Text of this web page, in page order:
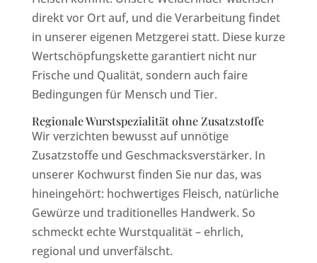
direkt vor Ort auf, und die Verarbeitung findet
in unserer eigenen Metzgerei statt. Diese kurze
Wertschöpfungskette garantiert nicht nur
Frische und Qualität, sondern auch faire
Bedingungen für Mensch und Tier.
Regionale Wurstspezialität ohne Zusatzstoffe
Wir verzichten bewusst auf unnötige
Zusatzstoffe und Geschmacksverstärker. In
unserer Kochwurst finden Sie nur das, was
hineingehört: hochwertiges Fleisch, natürliche
Gewürze und traditionelles Handwerk. So
schmeckt echte Wurstqualität – ehrlich,
regional und unverfälscht.